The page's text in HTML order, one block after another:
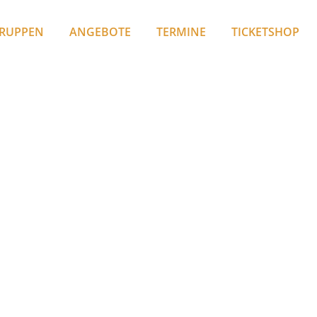
ANGEBOTE TERMINE TICKETSHOP